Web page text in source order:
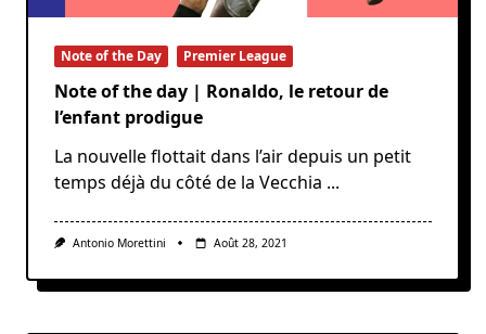
Note of the Day Premier League
Note of the day | Ronaldo, le retour de
l’enfant prodigue
La nouvelle flottait dans l’air depuis un petit
temps déjà du côté de la Vecchia ...
Antonio Morettini Août 28, 2021